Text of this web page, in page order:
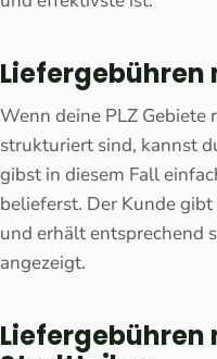
Liefergebühren
Wenn deine PLZ
strukturiert sind, kannst
gibst in diesem Fall
belieferst. Der Kunde
und erhält entsprechend
angezeigt.
Liefergebühren